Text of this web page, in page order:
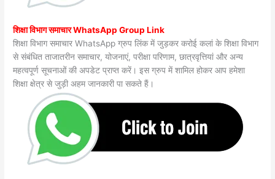
शिक्षा विभाग समाचार WhatsApp Group Link
शिक्षा विभाग समाचार WhatsApp ग्रुप लिंक में जुड़कर करोई कलां के शिक्षा विभाग
से संबंधित ताजातरीन समाचार, योजनाएं, परीक्षा परिणाम, छात्रवृत्तियां और अन्य
महत्वपूर्ण सूचनाओं की अपडेट प्राप्त करें। इस ग्रुप में शामिल होकर आप हमेशा
शिक्षा क्षेत्र से जुड़ी अहम जानकारी पा सकते हैं।